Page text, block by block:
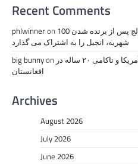
Recent Comments
phlwinneron برنده نیم فصل فوتبال کالج پس از برنده شدن 100G دلار
شهریه، انجیل را به اشتراک می گذارد
big bunnyon یازدهم سپتامبر؛ آغاز جنگ بی‌پایان آمریکا و ناکامی ۲۰ ساله در
افغانستان
Archives
August 2026
July 2026
June 2026